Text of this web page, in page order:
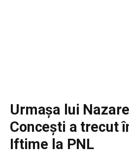
Urmașa lui
Concești a trecut
Iftime la PNL